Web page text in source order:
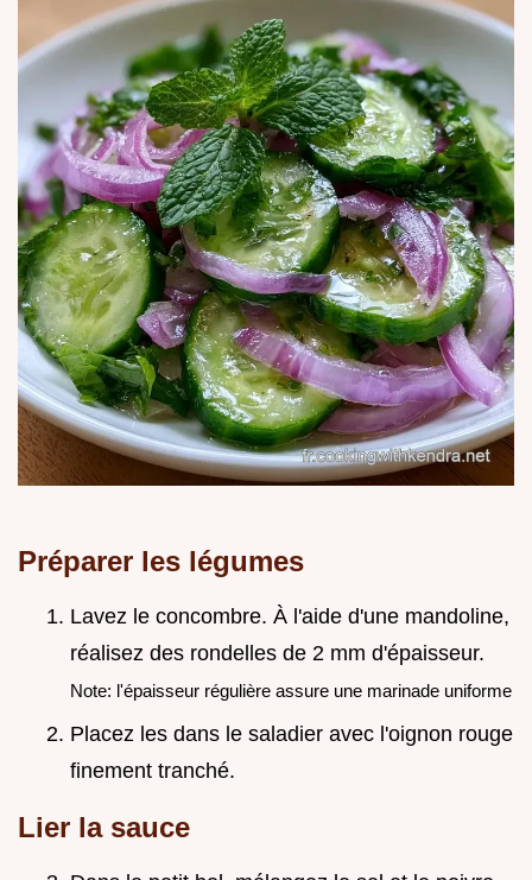
Préparer les légumes
Lavez le concombre. À l'aide d'une mandoline,
réalisez des rondelles de 2 mm d'épaisseur.
Note: l'épaisseur régulière assure une marinade uniforme
Placez les dans le saladier avec l'oignon rouge
finement tranché.
Lier la sauce